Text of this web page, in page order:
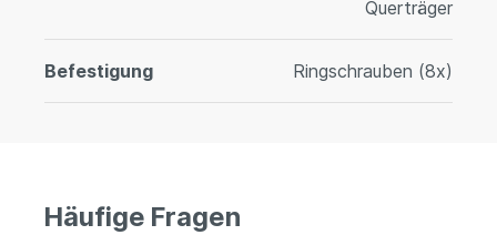
Querträger
Befestigung Ringschrauben (8x)
Häufige Fragen